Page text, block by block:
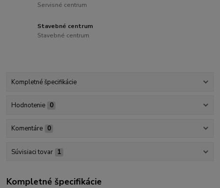
Servisné centrum
Stavebné centrum
Stavebné centrum
Kompletné špecifikácie
Hodnotenie 0
Komentáre 0
Súvisiaci tovar 1
Kompletné špecifikácie